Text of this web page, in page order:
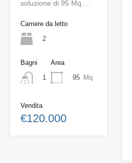
soluzione di 95 Mq.…
Camere da letto
2
Bagni
1
Area
95 Mq
Vendita
€120.000